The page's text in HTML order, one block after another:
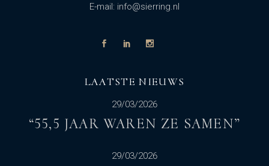
E-mail: info@sierring.nl
LAATSTE NIEUWS
29/03/2026
“55,5 JAAR WAREN ZE SAMEN”
29/03/2026